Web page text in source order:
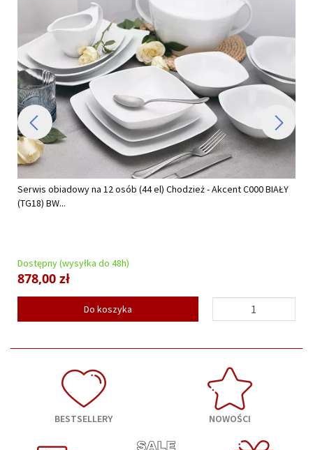
Serwis obiadowy na 12 osób (42 el.) Lubiana - Boss/Venus...
Dostępny (wysyłka do 48h)
699,00 zł
Do koszyka
BESTSELLERY NOWOŚCI